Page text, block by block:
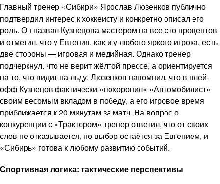
Главный тренер «Сибири» Ярослав Люзенков публично
подтвердил интерес к хоккеисту и конкретно описал его
роль. Он назвал Кузнецова мастером на все сто процентов
и отметил, что у Евгения, как и у любого яркого игрока, есть
две стороны — игровая и медийная. Однако тренер
подчеркнул, что не верит жёлтой прессе, а ориентируется
на то, что видит на льду. Люзенков напомнил, что в плей-
офф Кузнецов фактически «похоронил» «Автомобилист»
своим весомым вкладом в победу, а его игровое время
приближается к 20 минутам за матч. На вопрос о
конкуренции с «Трактором» тренер ответил, что от своих
слов не отказывается, но выбор остаётся за Евгением, и
«Сибирь» готова к любому развитию событий.
Спортивная логика: тактические перспективы